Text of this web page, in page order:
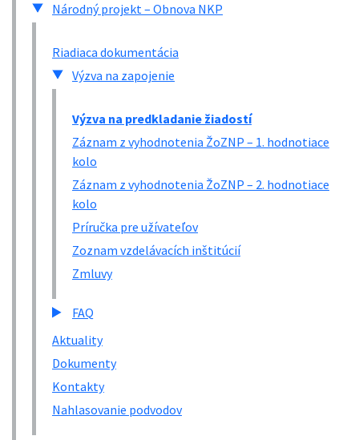
Národný projekt – Obnova NKP
Riadiaca dokumentácia
Výzva na zapojenie
Výzva na predkladanie žiadostí
Záznam z vyhodnotenia ŽoZNP – 1. hodnotiace
kolo
Záznam z vyhodnotenia ŽoZNP – 2. hodnotiace
kolo
Príručka pre užívateľov
Zoznam vzdelávacích inštitúcií
Zmluvy
FAQ
Aktuality
Dokumenty
Kontakty
Nahlasovanie podvodov